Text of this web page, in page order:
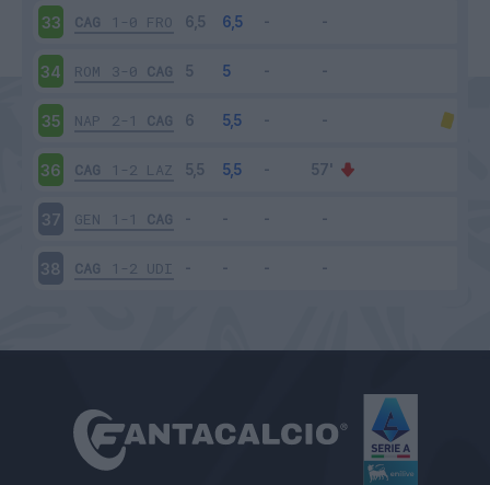
33 CAG 1-0 FRO
34 ROM 3-0 CAG
35 NAP 2-1 CAG
36 CAG 1-2 LAZ
37 GEN 1-1 CAG
38 CAG 1-2 UDI